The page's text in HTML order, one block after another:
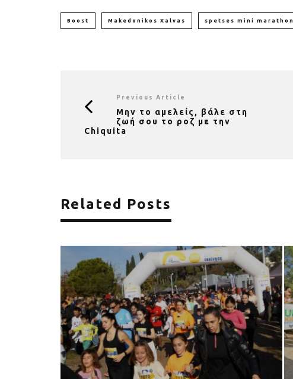
Boost Makedonikos Xalvas spetses mini marathon
Previous Article
Μην το αμελείς, βάλε στη
ζωή σου το ροζ με την
Chiquita
Related Posts